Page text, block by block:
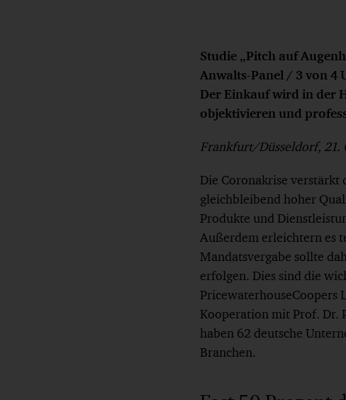
Studie „Pitch auf
Anwalts-Panel / 3 von 4
Der Einkauf wird in der
objektivieren und
Frankfurt/Düsseldorf, 21.
Die Coronakrise verstärkt
gleichbleibend hoher
Produkte und
Außerdem erleichtern es
Mandatsvergabe sollte
erfolgen. Dies sind die
PricewaterhouseCoopers
Kooperation mit Prof. Dr.
haben 62 deutsche
Branchen.